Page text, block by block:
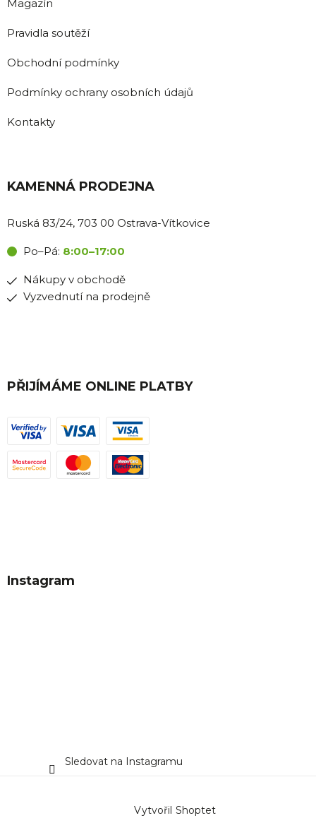
Magazín
Pravidla soutěží
Obchodní podmínky
Podmínky ochrany osobních údajů
Kontakty
KAMENNÁ PRODEJNA
Ruská 83/24, 703 00 Ostrava-Vítkovice
Po–Pá: 8:00–17:00
Nákupy v obchodě
Vyzvednutí na prodejně
PŘIJÍMÁME ONLINE PLATBY
Instagram
Sledovat na Instagramu
Vytvořil Shoptet